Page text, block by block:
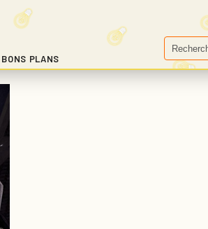
BONS PLANS